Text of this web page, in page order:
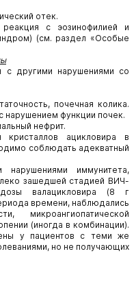
отек.
реакция с эозинофилией и
(см. раздел «Особые
с другими нарушениями со
почечная колика.
нарушением функции почек.
нефрит.
ацикловира в
соблюдать адекватный
иммунитета,
зашедшей стадией ВИЧ-
валацикловира (8 г
времени, наблюдались
микроангиопатической
(иногда в комбинации).
у пациентов с теми же
но не получающих